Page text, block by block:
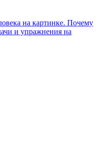
на картинке. Почему
и упражнения на